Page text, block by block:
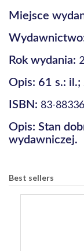
Miejsce
Rok wydania:
Opis: 61 s.: il.;
ISBN: 83-
Opis: Stan
wydawniczej.
Best sellers